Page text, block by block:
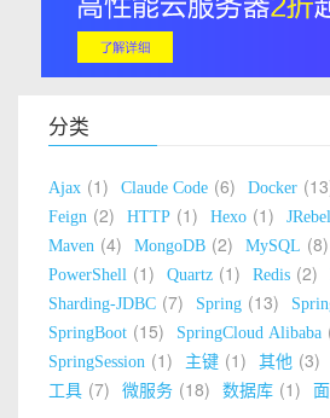
分类
Ajax 1 Claude Code 6 Docker 13
Feign 2 HTTP 1 Hexo 1 JRebel
Maven 4 MongoDB 2 MySQL 8
PowerShell 1 Quartz 1 Redis 2
Sharding-JDBC 7 Spring 13
SpringBoot 15 SpringCloud Alibaba
SpringSession 1 主键 1 其他 3
工具 7 微服务 18 数据库 1